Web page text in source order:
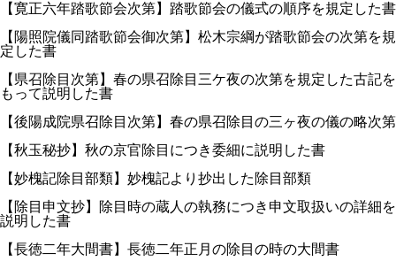
【寛正六年踏歌節会次第】踏歌節会の儀式の順序を規定した書
【陽照院儀同踏歌節会御次第】松木宗綱が踏歌節会の次第を規
定した書
【県召除目次第】春の県召除目三ケ夜の次第を規定した古記を
もって説明した書
【後陽成院県召除目次第】春の県召除目の三ヶ夜の儀の略次第
【秋玉秘抄】秋の京官除目につき委細に説明した書
【妙槐記除目部類】妙槐記より抄出した除目部類
【除目申文抄】除目時の蔵人の執務につき申文取扱いの詳細を
説明した書
【長徳二年大間書】長徳二年正月の除目の時の大間書